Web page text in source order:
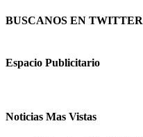
BUSCANOS EN TWITTER
Espacio Publicitario
Noticias Mas Vistas